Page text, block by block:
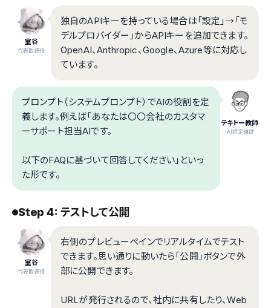
室谷
代表取締役
独自のAPIキーを持っている場合は「設定」→「モ
デルプロバイダー」からAPIキーを追加できます。
OpenAI、Anthropic、Google、Azure等に対応し
ています。
テキトー教師
.AI認定講師
プロンプト（システムプロンプト）でAIの役割を定
義します。例えば「あなたは〇〇会社のカスタマ
ーサポート担当AIです。
以下のFAQに基づいて回答してください」といっ
た形です。
Step 4: テストして公開
室谷
代表取締役
右側のプレビューペインでリアルタイムでテスト
できます。思い通りに動いたら「公開」ボタンで外
部に公開できます。
URLが発行されるので、社内に共有したり、Web